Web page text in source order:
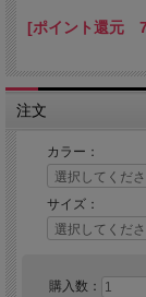
・上質な淡い色のパ
繊細な風合いがあり
で心地よく着用できま
高機能ポリエステル糸
●制菌加工：JTETC(
炎桿菌、MRSAなど
●静電気帯電防止：ホ
めて静電気の発生を
●ストレッチ：洗濯耐
分な透け防止効果を
[ポイント還元
注文
カラー：
サイズ：
購入数：